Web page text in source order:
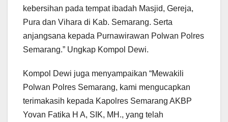
kebersihan pada tempat ibadah Masjid, Gereja,
Pura dan Vihara di Kab. Semarang. Serta
anjangsana kepada Purnawirawan Polwan Polres
Semarang.” Ungkap Kompol Dewi.
Kompol Dewi juga menyampaikan “Mewakili
Polwan Polres Semarang, kami mengucapkan
terimakasih kepada Kapolres Semarang AKBP
Yovan Fatika H A, SIK, MH., yang telah